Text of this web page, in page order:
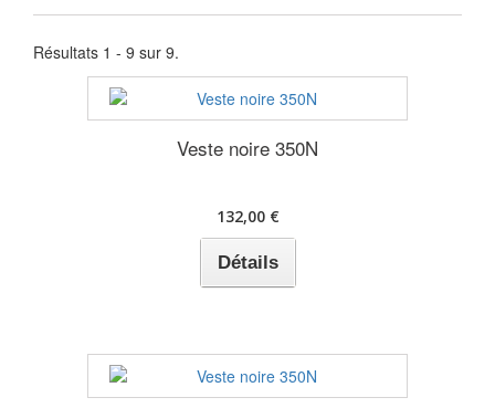
Résultats 1 - 9 sur 9.
Veste noire 350N
132,00 €
Détails